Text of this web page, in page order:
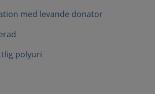
med levande donator
polyuri